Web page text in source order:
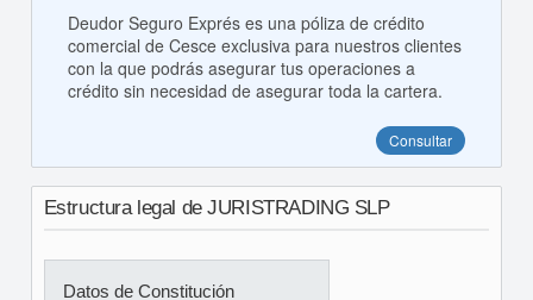
Deudor Seguro Exprés es una póliza de crédito
comercial de Cesce exclusiva para nuestros clientes
con la que podrás asegurar tus operaciones a
crédito sin necesidad de asegurar toda la cartera.
Consultar
Estructura legal de JURISTRADING SLP
Datos de Constitución